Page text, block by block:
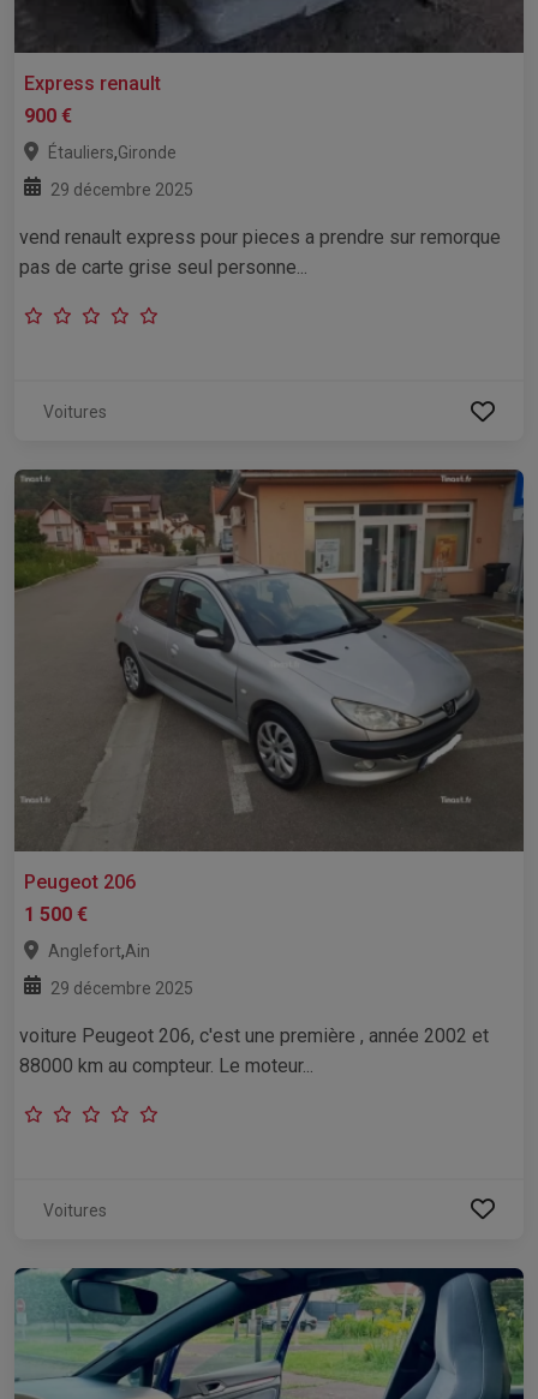
Express renault
900 €
Étauliers,Gironde
29 décembre 2025
vend renault express pour pieces a prendre sur remorque
pas de carte grise seul personne...
Voitures
Peugeot 206
1 500 €
Anglefort,Ain
29 décembre 2025
voiture Peugeot 206, c'est une première , année 2002 et
88000 km au compteur. Le moteur...
Voitures